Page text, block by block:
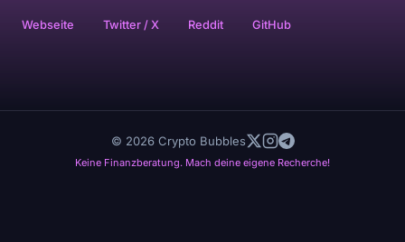
Webseite Twitter / X Reddit GitHub
Keine Finanzberatung. Mach deine eigene Recherche!
© 2026 Crypto Bubbles